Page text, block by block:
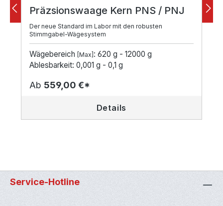
Präzsionswaage Kern PNS / PNJ
Der neue Standard im Labor mit den robusten
Stimmgabel-Wägesystem
Wägebereich [Max] : 620 g - 12000 g
Ablesbarkeit: 0,001 g - 0,1 g
Ab 559,00 €*
Details
Service-Hotline